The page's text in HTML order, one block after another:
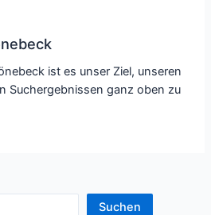
ist es unser Ziel, unseren
Suchergebnissen ganz oben zu
Suchen